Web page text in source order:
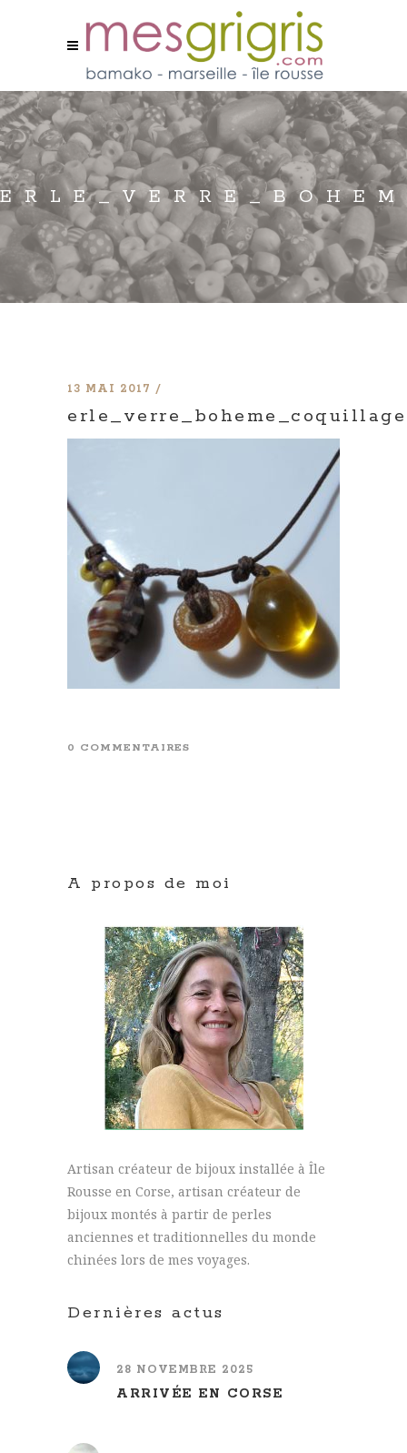
13 MAI 2017
0 COMMENTAIRES
A propos de moi
Artisan créateur de bijoux installée à Île
Rousse en Corse, artisan créateur de
bijoux montés à partir de perles
anciennes et traditionnelles du monde
chinées lors de mes voyages.
Dernières actus
28 NOVEMBRE 2025
ARRIVÉE EN CORSE